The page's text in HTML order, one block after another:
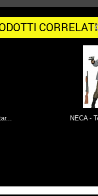
CORRELATI
NECA - Terminator: Ultimate...